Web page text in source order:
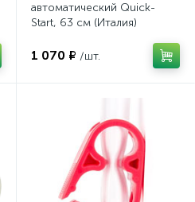
автоматический Quick-
Start, 63 см (Италия)
1 070 ₽ /шт.